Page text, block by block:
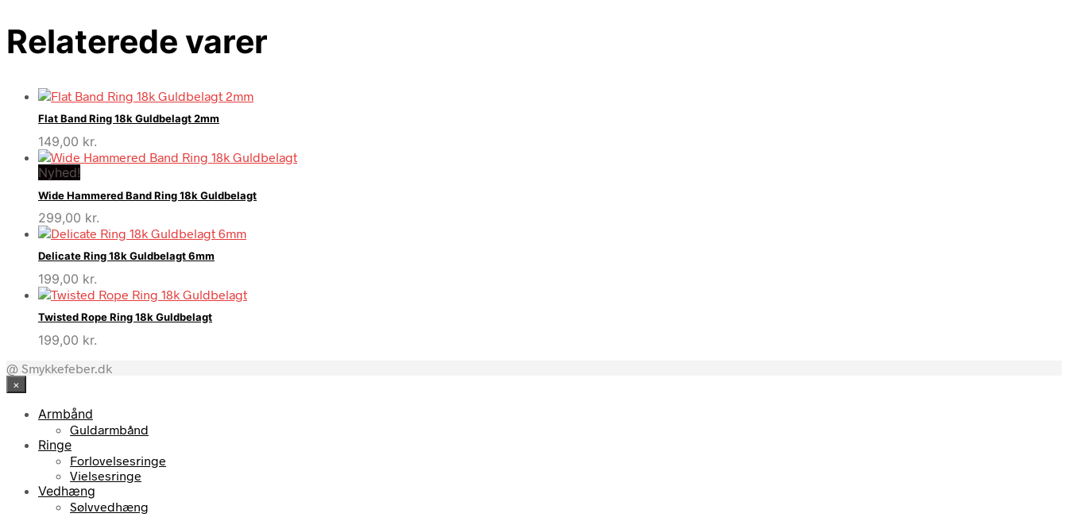
Relaterede varer
Flat Band Ring 18k Guldbelagt 2mm
149,00 kr.
Nyhed!
Wide Hammered Band Ring 18k Guldbelagt
299,00 kr.
Delicate Ring 18k Guldbelagt 6mm
199,00 kr.
Twisted Rope Ring 18k Guldbelagt
199,00 kr.
@ Smykkefeber.dk
×
Armbånd
Guldarmbånd
Ringe
Forlovelsesringe
Vielsesringe
Vedhæng
Sølvvedhæng